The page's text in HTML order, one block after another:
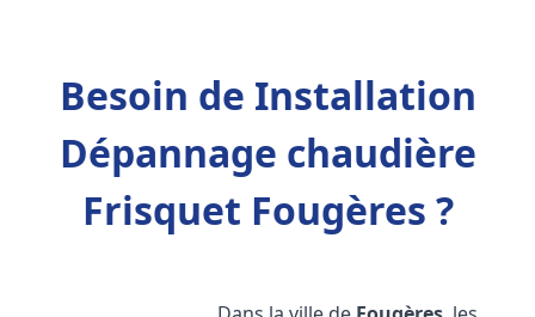
Besoin de Installation
Dépannage chaudière
Frisquet Fougères ?